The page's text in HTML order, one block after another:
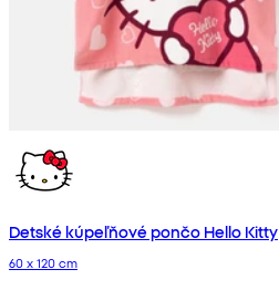
Detské kúpeľňové pončo Hello Kitty
60 x 120 cm